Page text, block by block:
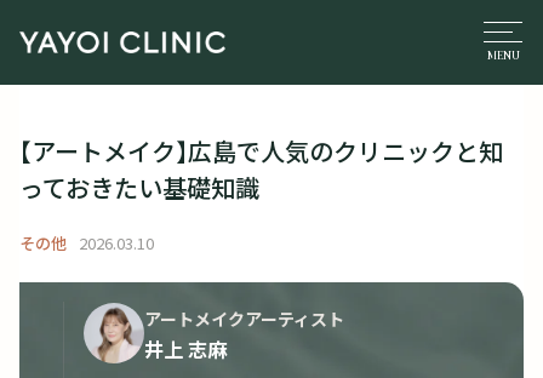
【アートメイク】広島で人気のクリニックと知
っておきたい基礎知識
その他 2026.03.10
アートメイクアーティスト
井上 志麻